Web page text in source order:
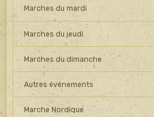
Marches du mardi
Marches du jeudi
Marches du dimanche
Autres événements
Marche Nordique